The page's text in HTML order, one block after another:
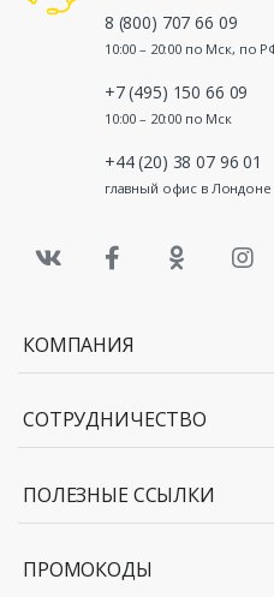
8 (800) 707 66 09
10:00 – 20:00 по Мск, по
+7 (495) 150 66 09
10:00 – 20:00 по Мск
+44 (20) 38 07 96 01
главный офис в Лондоне
КОМПАНИЯ
СОТРУДНИЧЕСТВО
ПОЛЕЗНЫЕ ССЫЛКИ
ПРОМОКОДЫ